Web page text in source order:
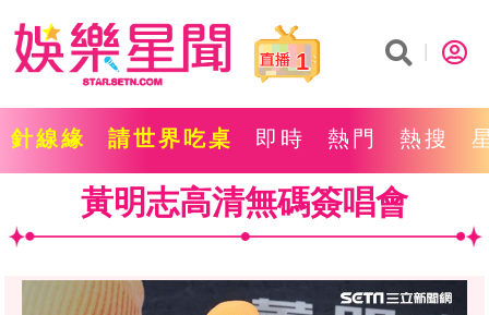
1
針線緣 請世界吃桌 即時 熱門 熱搜
黃明志高清無碼簽唱會